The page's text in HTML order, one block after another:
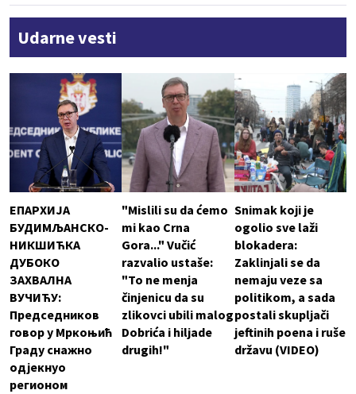
Udarne vesti
ЕПАРХИЈА
БУДИМЉАНСКО-
НИКШИЋКА
ДУБОКО
ЗАХВАЛНА
ВУЧИЋУ:
Председников
говор у Мркоњић
Граду снажно
одјекнуо
регионом
"Mislili su da ćemo
mi kao Crna
Gora..." Vučić
razvalio ustaše:
"To ne menja
činjenicu da su
zlikovci ubili malog
Dobrića i hiljade
drugih!"
Snimak koji je
ogolio sve laži
blokadera:
Zaklinjali se da
nemaju veze sa
politikom, a sada
postali skupljači
jeftinih poena i ruše
državu (VIDEO)